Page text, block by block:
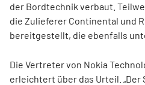
der Bordtechnik verbaut.
die Zulieferer Continental und
bereitgestellt, die ebenfalls
Die Vertreter von Nokia
erleichtert über das Urteil.